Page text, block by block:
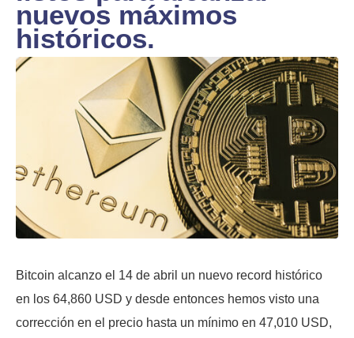
nuevos máximos
históricos.
Bitcoin alcanzo el 14 de abril un nuevo record histórico
en los 64,860 USD y desde entonces hemos visto una
corrección en el precio hasta un mínimo en 47,010 USD,